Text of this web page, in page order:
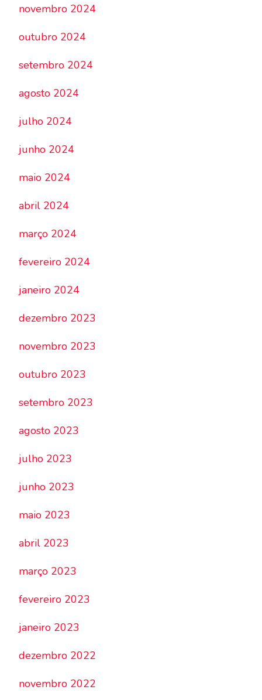
novembro 2024
outubro 2024
setembro 2024
agosto 2024
julho 2024
junho 2024
maio 2024
abril 2024
março 2024
fevereiro 2024
janeiro 2024
dezembro 2023
novembro 2023
outubro 2023
setembro 2023
agosto 2023
julho 2023
junho 2023
maio 2023
abril 2023
março 2023
fevereiro 2023
janeiro 2023
dezembro 2022
novembro 2022